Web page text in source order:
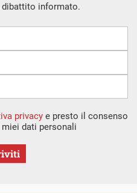
dibattito informato.
privacy e presto il consenso
dati personali